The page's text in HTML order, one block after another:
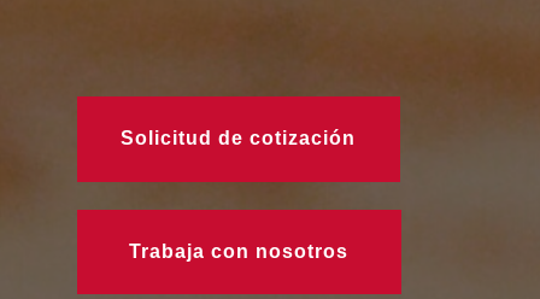
Solicitud de cotización
Trabaja con nosotros